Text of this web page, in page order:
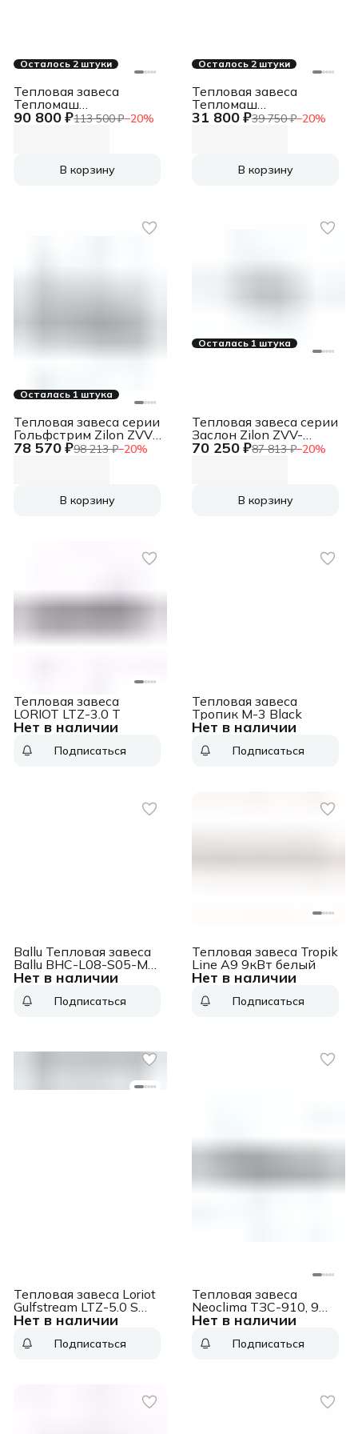
Габариты упаковки
(ШхВхГ) 495x145x220
Осталось 2 штуки
90 800 ₽113 500 ₽−20%
Тепловая завеса
Тепломаш
КЭВ-98П4121W
В корзину
Осталось 2 штуки
31 800 ₽39 750 ₽−20%
Тепловая завеса
Тепломаш
КЭВ-6П1263Е
В корзину
Осталась 1 штука
78 570 ₽98 213 ₽−20%
Тепловая завеса серии
Гольфстрим Zilon ZVV-
1.5W25
В корзину
Осталась 1 штука
70 250 ₽87 813 ₽−20%
Тепловая завеса серии
Заслон Zilon ZVV-
1.5E18HP
В корзину
Нет в наличии
Тепловая завеса
LORIOT LTZ-3.0 T
Подписаться
Нет в наличии
Тепловая завеса
Тропик М-3 Black
Подписаться
Нет в наличии
Ballu Тепловая завеса
Ballu BHC-L08-S05-M
5кВт серебристый
Подписаться
Нет в наличии
Тепловая завеса Tropik
Line A9 9кВт белый
Подписаться
Нет в наличии
Тепловая завеса Loriot
Gulfstream LTZ-5.0 S
5кВт белый
Подписаться
Нет в наличии
Тепловая завеса
Neoclima ТЗС-910, 9
кВт. белый
Подписаться